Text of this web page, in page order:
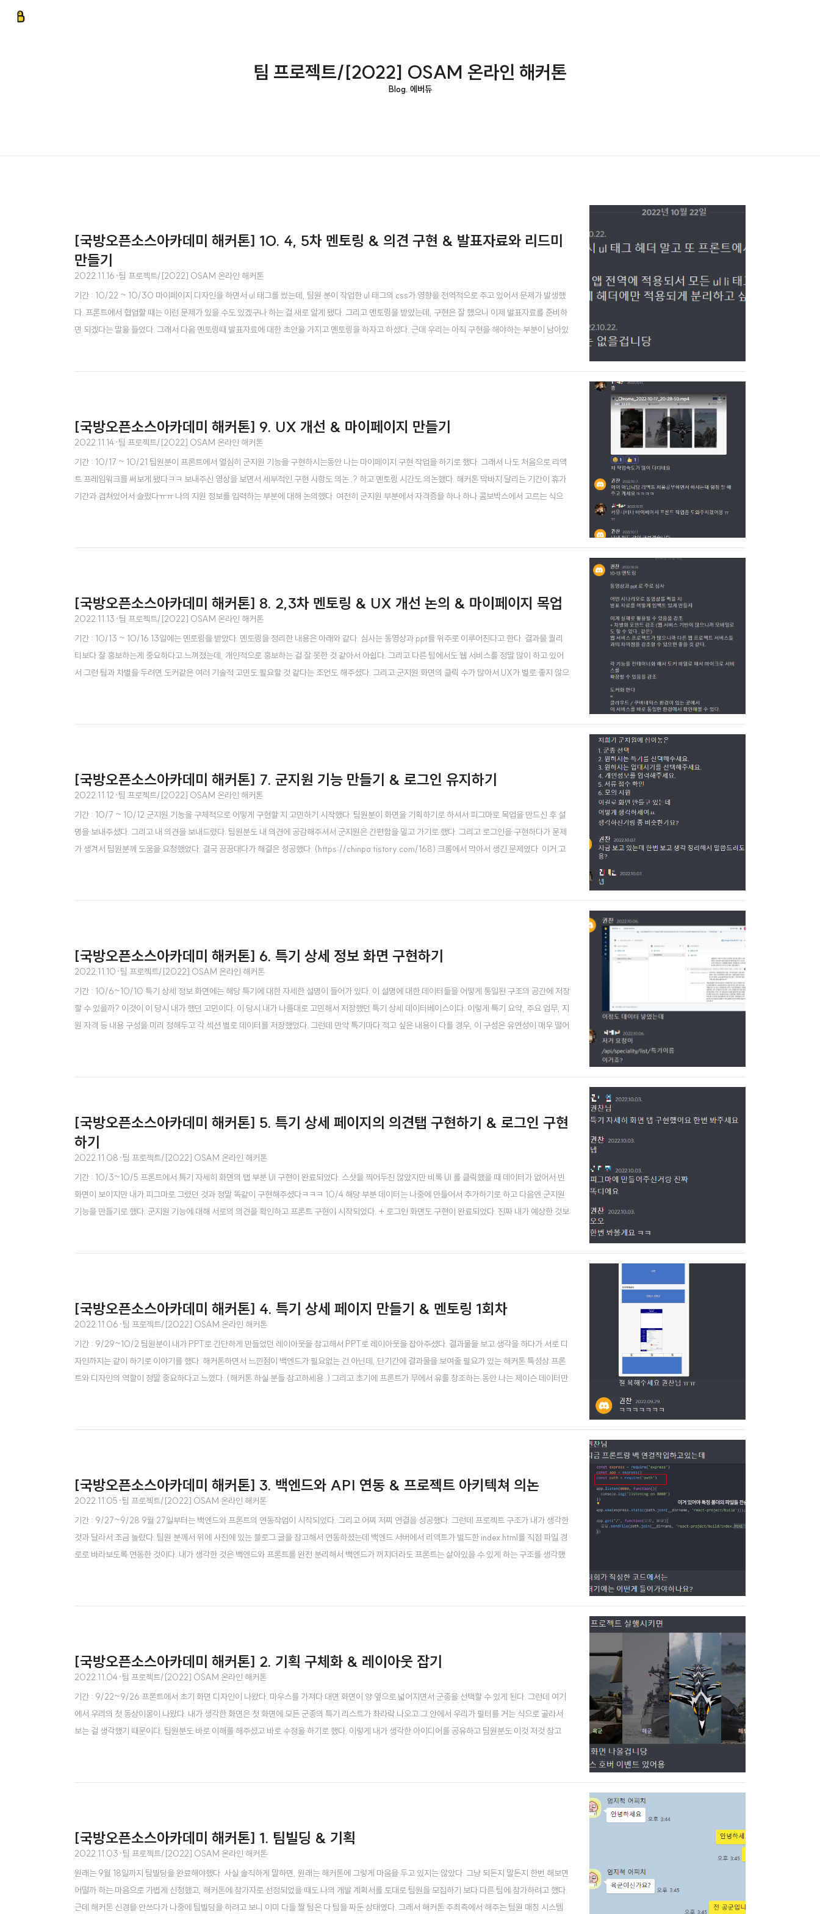
팀 프로젝트/[2022] OSAM 온라인 해커톤
Blog. 에버듀
[국방오픈소스아카데미 해커톤] 10. 4, 5차 멘토링 & 의견 구현 & 발표자료와 리드미
만들기
2022.11.16 ·팀 프로젝트/[2022] OSAM 온라인 해커톤
기간 : 10/22 ~ 10/30 마이페이지 디자인을 하면서 ul 태그를 썼는데, 팀원 분이 작업한 ul 태그의 css가 영향을 전역적으로 주고 있어서 문제가 발생했
다. 프론트에서 협업할 때는 이런 문제가 있을 수도 있겠구나 하는 걸 새로 알게 됐다. 그리고 멘토링을 받았는데, 구현은 잘 했으니 이제 발표자료를 준비하
면 되겠다는 말을 들었다. 그래서 다음 멘토링때 발표자료에 대한 초안을 가지고 멘토링을 하자고 하셨다. 근데 우리는 아직 구현을 해야하는 부분이 남아있
[국방오픈소스아카데미 해커톤] 9. UX 개선 & 마이페이지 만들기
2022.11.14·팀 프로젝트/[2022] OSAM 온라인 해커톤
기간 : 10/17 ~ 10/21 팀원분이 프론트에서 열심히 군지원 기능을 구현하시는동안 나는 마이페이지 구현 작업을 하기로 했다. 그래서 나도 처음으로 리액
트 프레임워크를 써보게 됐다ㅋㅋ 보내주신 영상을 보면서 세부적인 구현 사항도 의논..? 하고 멘토링 시간도 의논했다. 해커톤 막바지 달리는 기간이 휴가
기간과 겹쳐있어서 슬펐다ㅠㅠ 나의 지원 정보를 입력하는 부분에 대해 논의했다. 여전히 군지원 부분에서 자격증을 하나 하나 콤보박스에서 고르는 식으
[국방오픈소스아카데미 해커톤] 8. 2,3차 멘토링 & UX 개선 논의 & 마이페이지 목업
2022.11.13 ·팀 프로젝트/[2022] OSAM 온라인 해커톤
기간 : 10/13 ~ 10/16 13일에는 멘토링을 받았다. 멘토링을 정리한 내용은 아래와 같다. 심사는 동영상과 ppt를 위주로 이루어진다고 한다. 결과물 퀄리
티보다 잘 홍보하는게 중요하다고 느껴졌는데, 개인적으로 홍보하는 걸 잘 못한 것 같아서 아쉽다. 그리고 다른 팀에서도 웹 서비스를 정말 많이 하고 있어
서 그런 팀과 차별을 두려면 도커같은 여러 기술적 고민도 필요할 것 같다는 조언도 해주셨다. 그리고 군지원 화면의 클릭 수가 많아서 UX가 별로 좋지 않으
[국방오픈소스아카데미 해커톤] 7. 군지원 기능 만들기 & 로그인 유지하기
2022.11.12 ·팀 프로젝트/[2022] OSAM 온라인 해커톤
기간 : 10/7 ~ 10/12 군지원 기능을 구체적으로 어떻게 구현할 지 고민하기 시작했다. 팀원분이 화면을 기획하기로 하셔서 피그마로 목업을 만드신 후 설
명을 보내주셨다. 그리고 내 의견을 보내드렸다. 팀원분도 내 의견에 공감해주셔서 군지원은 간편함을 밀고 가기로 했다. 그리고 로그인을 구현하다가 문제
가 생겨서 팀원분께 도움을 요청했었다. 결국 끙끙대다가 해결은 성공했다. (https://chinpa.tistory.com/168) 크롬에서 막아서 생긴 문제였다. 이거 고
[국방오픈소스아카데미 해커톤] 6. 특기 상세 정보 화면 구현하기
2022.11.10 ·팀 프로젝트/[2022] OSAM 온라인 해커톤
기간 : 10/6~10/10 특기 상세 정보 화면에는 해당 특기에 대한 자세한 설명이 들어가 있다. 이 설명에 대한 데이터들을 어떻게 통일된 구조의 공간에 저장
할 수 있을까? 이것이 이 당시 내가 했던 고민이다. 이 당시 내가 나름대로 고민해서 저장했던 특기 상세 데이터베이스이다. 이렇게 특기 요약, 주요 업무, 지
원 자격 등 내용 구성을 미리 정해두고 각 섹션 별로 데이터를 저장했었다. 그런데 만약 특기마다 적고 싶은 내용이 다를 경우, 이 구성은 유연성이 매우 떨어
[국방오픈소스아카데미 해커톤] 5. 특기 상세 페이지의 의견탭 구현하기 & 로그인 구현
하기
2022.11.08 ·팀 프로젝트/[2022] OSAM 온라인 해커톤
기간 : 10/3~10/5 프론트에서 특기 자세히 화면의 탭 부분 UI 구현이 완료되었다. 스샷을 찍어두진 않았지만 비록 UI 를 클릭했을 때 데이터가 없어서 빈
화면이 보이지만 내가 피그마로 그렸던 것과 정말 똑같이 구현해주셨다ㅋㅋㅋ 10/4 해당 부분 데이터는 나중에 만들어서 추가하기로 하고 다음엔 군지원
기능을 만들기로 했다. 군지원 기능에 대해 서로의 의견을 확인하고 프론트 구현이 시작되었다. + 로그인 화면도 구현이 완료되었다. 진짜 내가 예상한 것보
[국방오픈소스아카데미 해커톤] 4. 특기 상세 페이지 만들기 & 멘토링 1회차
2022.11.06 ·팀 프로젝트/[2022] OSAM 온라인 해커톤
기간 : 9/29~10/2 팀원분이 내가 PPT로 간단하게 만들었던 레이아웃을 참고해서 PPT로 레이아웃을 잡아주셨다. 결과물을 보고 생각을 하다가 서로 디
자인까지는 같이 하기로 이야기를 했다. 해커톤하면서 느낀점이 백엔드가 필요없는 건 아닌데, 단기간에 결과물을 보여줄 필요가 있는 해커톤 특성상 프론
트와 디자인의 역할이 정말 중요하다고 느꼈다. (해커톤 하실 분들 참고하세용..) 그리고 초기에 프론트가 무에서 유를 창조하는 동안 나는 제이슨 데이터만
[국방오픈소스아카데미 해커톤] 3. 백엔드와 API 연동 & 프로젝트 아키텍쳐 의논
2022.11.05 ·팀 프로젝트/[2022] OSAM 온라인 해커톤
기간 : 9/27~9/28 9월 27일부터는 백엔드와 프론트의 연동작업이 시작되었다. 그리고 어찌 저찌 연결을 성공했다. 그런데 프로젝트 구조가 내가 생각한
것과 달라서 조금 놀랐다. 팀원 분께서 위에 사진에 있는 블로그 글을 참고해서 연동하셨는데 백엔드 서버에서 리액트가 빌드한 index.html를 직접 파일 경
로로 바라보도록 연동한 것이다. 내가 생각한 것은 백엔드와 프론트를 완전 분리해서 백엔드가 꺼지더라도 프론트는 살아있을 수 있게 하는 구조를 생각했
[국방오픈소스아카데미 해커톤] 2. 기획 구체화 & 레이아웃 잡기
2022.11.04·팀 프로젝트/[2022] OSAM 온라인 해커톤
기간 : 9/22~9/26 프론트에서 초기 화면 디자인이 나왔다. 마우스를 가져다 대면 화면이 양 옆으로 넓어지면서 군종을 선택할 수 있게 된다. 그런데 여기
에서 우리의 첫 동상이몽이 나왔다. 내가 생각한 화면은 첫 화면에 모든 군종의 특기 리스트가 촤라락 나오고 그 안에서 우리가 필터를 거는 식으로 골라서
보는 걸 생각했기 때문이다. 팀원분도 바로 이해를 해주셨고 바로 수정을 하기로 했다. 이렇게 내가 생각한 아이디어를 공유하고 팀원분도 이것 저것 참고
[국방오픈소스아카데미 해커톤] 1. 팀빌딩 & 기획
2022.11.03 ·팀 프로젝트/[2022] OSAM 온라인 해커톤
원래는 9월 18일까지 팀빌딩을 완료해야했다. 사실 솔직하게 말하면, 원래는 해커톤에 그렇게 마음을 두고 있지는 않았다. 그냥 되든지 말든지 한번 해보면
어떨까 하는 마음으로 가볍게 신청했고, 해커톤에 참가자로 선정되었을 때도 나의 개발 계획서를 토대로 팀원을 모집하기 보다 다른 팀에 참가하려고 했다.
근데 해커톤 신경을 안쓰다가 나중에 팀빌딩을 하려고 보니 이미 다들 짤 팀은 다 팀을 짜둔 상태였다. 그래서 해커톤 주최측에서 해주는 팀원 매칭 시스템